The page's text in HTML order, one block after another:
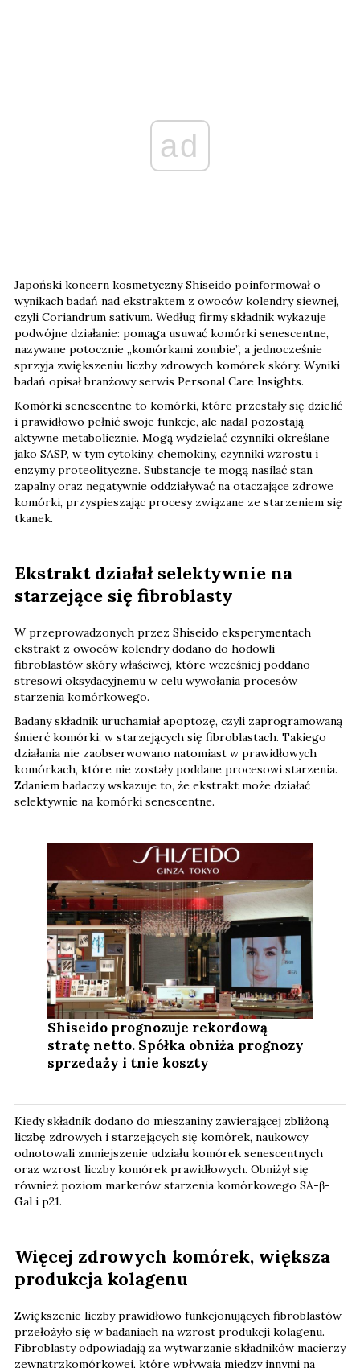
ad
Japoński koncern kosmetyczny Shiseido poinformował o
wynikach badań nad ekstraktem z owoców kolendry siewnej,
czyli Coriandrum sativum. Według firmy składnik wykazuje
podwójne działanie: pomaga usuwać komórki senescentne,
nazywane potocznie „komórkami zombie”, a jednocześnie
sprzyja zwiększeniu liczby zdrowych komórek skóry. Wyniki
badań opisał branżowy serwis Personal Care Insights.
Komórki senescentne to komórki, które przestały się dzielić
i prawidłowo pełnić swoje funkcje, ale nadal pozostają
aktywne metabolicznie. Mogą wydzielać czynniki określane
jako SASP, w tym cytokiny, chemokiny, czynniki wzrostu i
enzymy proteolityczne. Substancje te mogą nasilać stan
zapalny oraz negatywnie oddziaływać na otaczające zdrowe
komórki, przyspieszając procesy związane ze starzeniem się
tkanek.
Ekstrakt działał selektywnie na
starzejące się fibroblasty
W przeprowadzonych przez Shiseido eksperymentach
ekstrakt z owoców kolendry dodano do hodowli
fibroblastów skóry właściwej, które wcześniej poddano
stresowi oksydacyjnemu w celu wywołania procesów
starzenia komórkowego.
Badany składnik uruchamiał apoptozę, czyli zaprogramowaną
śmierć komórki, w starzejących się fibroblastach. Takiego
działania nie zaobserwowano natomiast w prawidłowych
komórkach, które nie zostały poddane procesowi starzenia.
Zdaniem badaczy wskazuje to, że ekstrakt może działać
selektywnie na komórki senescentne.
Shiseido prognozuje rekordową
stratę netto. Spółka obniża prognozy
sprzedaży i tnie koszty
Kiedy składnik dodano do mieszaniny zawierającej zbliżoną
liczbę zdrowych i starzejących się komórek, naukowcy
odnotowali zmniejszenie udziału komórek senescentnych
oraz wzrost liczby komórek prawidłowych. Obniżył się
również poziom markerów starzenia komórkowego SA-β-
Gal i p21.
Więcej zdrowych komórek, większa
produkcja kolagenu
Zwiększenie liczby prawidłowo funkcjonujących fibroblastów
przełożyło się w badaniach na wzrost produkcji kolagenu.
Fibroblasty odpowiadają za wytwarzanie składników macierzy
zewnątrzkomórkowej, które wpływają między innymi na